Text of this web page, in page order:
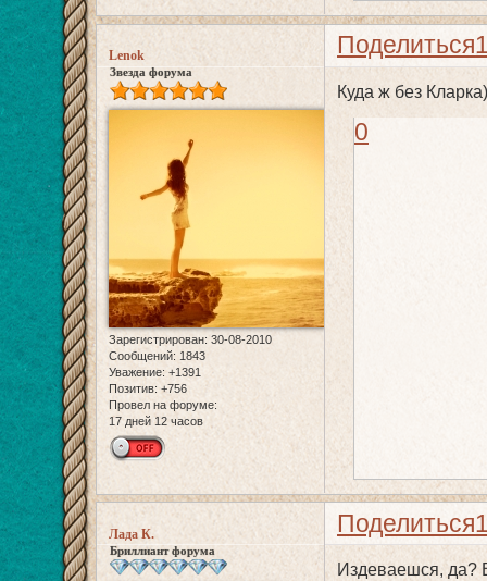
Поделиться
Lenok
Звезда форума
Зарегистрирован: 30-08-2010
Сообщений: 1843
Уважение: +1391
Позитив: +756
Провел на форуме:
17 дней 12 часов
Куда ж без
0
Поделиться
Лада К.
Бриллиант форума
Издеваешся, да?